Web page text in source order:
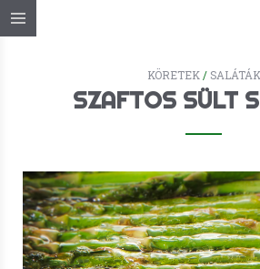
KÖRETEK/ SALÁTÁK
SZAFTOS SÜLT